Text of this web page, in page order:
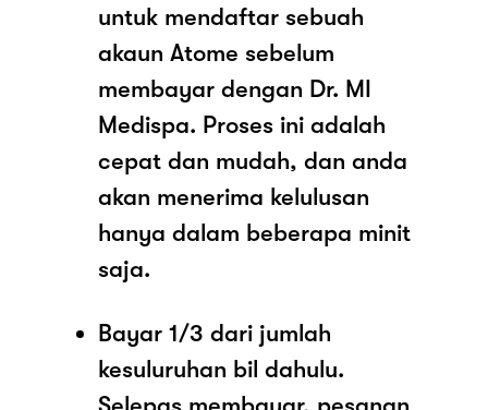
untuk mendaftar sebuah
akaun Atome sebelum
membayar dengan Dr. MI
Medispa. Proses ini adalah
cepat dan mudah, dan anda
akan menerima kelulusan
hanya dalam beberapa minit
saja.
Bayar 1/3 dari jumlah
kesuluruhan bil dahulu.